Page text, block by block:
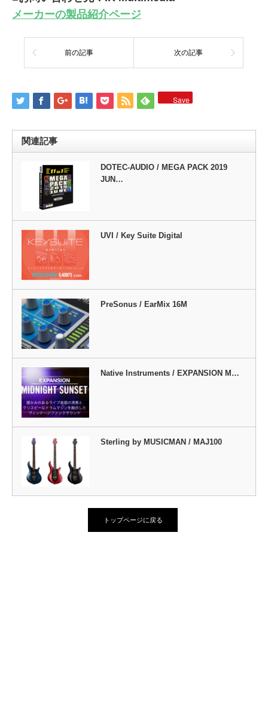
メーカーの製品紹介ページ
前の記事 次の記事
Save
関連記事
DOTEC-AUDIO / MEGA PACK 2019
JUN…
UVI / Key Suite Digital
PreSonus / EarMix 16M
Native Instruments / EXPANSION M…
Sterling by MUSICMAN / MAJ100
トップページに戻る